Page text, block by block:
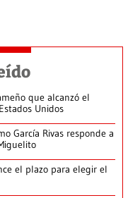
que alcanzó el
Unidos
García Rivas responde a
el plazo para elegir el